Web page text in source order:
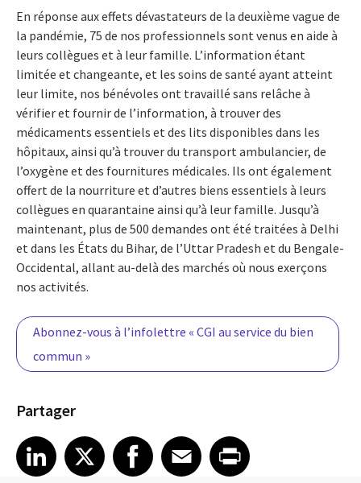
En réponse aux effets dévastateurs de la deuxième vague de
la pandémie, 75 de nos professionnels sont venus en aide à
leurs collègues et à leur famille. L’information étant
limitée et changeante, et les soins de santé ayant atteint
leur limite, nos bénévoles ont travaillé sans relâche à
vérifier et fournir de l’information, à trouver des
médicaments essentiels et des lits disponibles dans les
hôpitaux, ainsi qu’à trouver du transport ambulancier, de
l’oxygène et des fournitures médicales. Ils ont également
offert de la nourriture et d’autres biens essentiels à leurs
collègues en quarantaine ainsi qu’à leur famille. Jusqu’à
maintenant, plus de 500 demandes ont été traitées à Delhi
et dans les États du Bihar, de l’Uttar Pradesh et du Bengale-
Occidental, allant au-delà des marchés où nous exerçons
nos activités.
Abonnez-vous à l’infolettre « CGI au service du bien
commun »
Partager
Share article on LinkedIn
LinkedIn
Share article on XShare article on Facebook
Facebook
Share article on Email
EmailShare article on Print